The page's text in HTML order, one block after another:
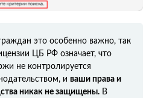
это особенно важно, так
ЦБ РФ означает, что
не контролируется
и ваши права и
никак не защищены. В